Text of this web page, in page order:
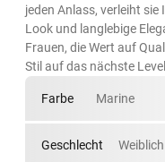
jeden Anlass, verleiht
Look und langlebige
Frauen, die Wert auf
Stil auf das nächste
Farbe Marine
Geschlecht Weiblich